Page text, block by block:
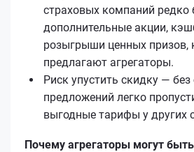
страховых компаний
дополнительные акции,
розыгрыши ценных призов,
предлагают агрегаторы.
Риск упустить скидку — без
предложений легко
выгодные тарифы у других
Почему агрегаторы могут